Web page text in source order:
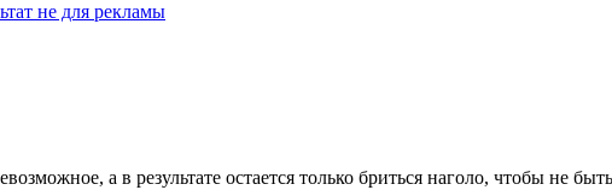
не для рекламы
а в результате остается только бриться наголо, чтобы не